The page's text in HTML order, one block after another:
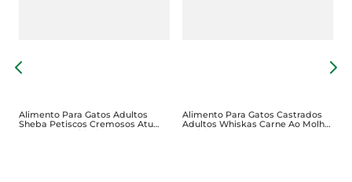
Alimento Para Gatos Adultos
Sheba Petiscos Cremosos Atum
24g Com 2Unidades
Alimento Para Gatos Castrados
Adultos Whiskas Carne Ao Molho
Sachê 85g